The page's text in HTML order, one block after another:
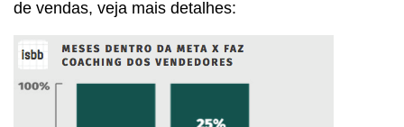
de vendas, veja mais detalhes: